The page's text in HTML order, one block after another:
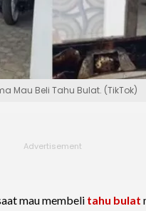
Mau Beli Tahu Bulat. (TikTok)
mau membeli tahu bulat